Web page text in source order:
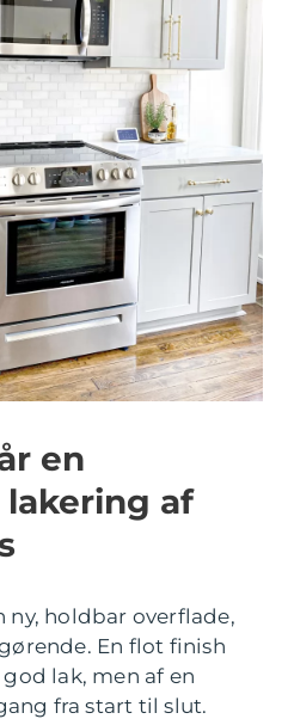
en
af
ny, holdbar overflade,
En flot finish
lak, men af en
fra start til slut.